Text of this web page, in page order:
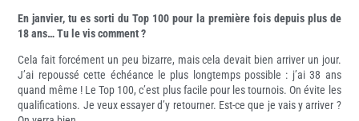
En janvier, tu es sorti du Top 100 pour la première fois depuis plus de
18 ans… Tu le vis comment ?
Cela fait forcément un peu bizarre, mais cela devait bien arriver un jour.
J’ai repoussé cette échéance le plus longtemps possible : j’ai 38 ans
quand même ! Le Top 100, c’est plus facile pour les tournois. On évite les
qualifications. Je veux essayer d’y retourner. Est-ce que je vais y arriver ?